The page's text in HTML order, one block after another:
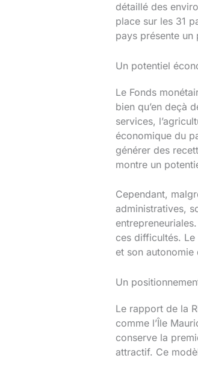
détaillé des
place sur les 31
pays présente un
Un potentiel
Le Fonds
bien qu’en deçà
services,
économique du
générer des
montre un
Cependant,
administratives,
ces difficultés.
et son autonomie
Un
Le rapport de la
comme l’Île
conserve la
attractif. Ce